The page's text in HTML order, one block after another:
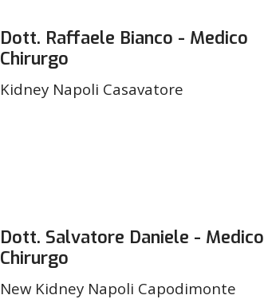
Dott. Raffaele Bianco - Medico
Chirurgo
Kidney Napoli Casavatore
Dott. Salvatore Daniele - Medico
Chirurgo
New Kidney Napoli Capodimonte